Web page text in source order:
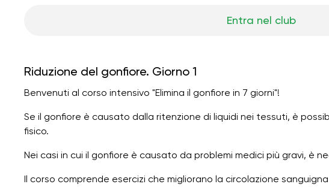
Entra nel club
Riduzione del gonfiore. Giorno 1
Benvenuti al corso intensivo "Elimina il gonfiore in 7 giorni"!
Se il gonfiore è causato dalla ritenzione di liquidi nei tessuti, è
fisico.
Nei casi in cui il gonfiore è causato da problemi medici più gravi, è
Il corso comprende esercizi che migliorano la circolazione